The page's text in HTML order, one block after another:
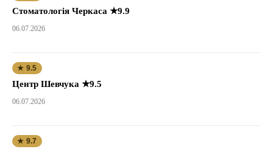
Стоматологія Черкаса ★9.9
06.07.2026
★ 9.5
Центр Шевчука ★9.5
06.07.2026
★ 9.7